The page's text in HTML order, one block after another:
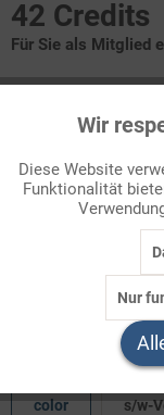
42 Credits
Für Sie als Mitglied
Kreise und
umstrittenen
zusammengelegt
viele Kreise und
finden Sie in einer
Welchen
color s/w-
Funktionale
Marketing
Wir
Diese Website
Funktionalität
Nur